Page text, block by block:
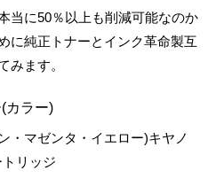
当に50％以上も削減可能なのか
に純正トナーとインク革命製互
みます。
カラー)
・マゼンタ・イエロー)キヤノ
リッジ